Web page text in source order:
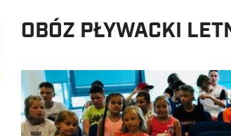
OBÓZ PŁYWACKI